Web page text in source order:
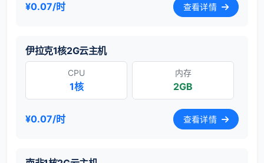
¥0.07/时 查看详情
伊拉克1核2G云主机
CPU
1核
内存
2GB
¥0.07/时 查看详情